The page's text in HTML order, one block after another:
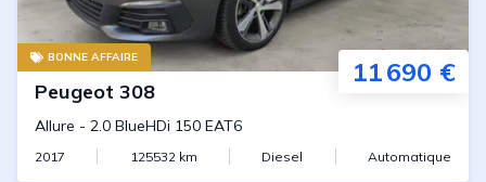
BONNE AFFAIRE 11 690 €
Peugeot 308
Allure - 2.0 BlueHDi 150 EAT6
2017 125532km Diesel Automatique